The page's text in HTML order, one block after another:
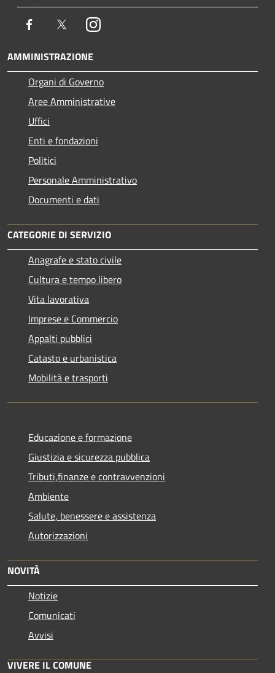
Facebook TwitterInstagram
AMMINISTRAZIONE
Organi di Governo
Aree Amministrative
Uffici
Enti e fondazioni
Politici
Personale Amministrativo
Documenti e dati
CATEGORIE DI SERVIZIO
Anagrafe e stato civile
Cultura e tempo libero
Vita lavorativa
Imprese e Commercio
Appalti pubblici
Catasto e urbanistica
Mobilità e trasporti
Educazione e formazione
Giustizia e sicurezza pubblica
Tributi,finanze e contravvenzioni
Ambiente
Salute, benessere e assistenza
Autorizzazioni
NOVITÀ
Notizie
Comunicati
Avvisi
VIVERE IL COMUNE